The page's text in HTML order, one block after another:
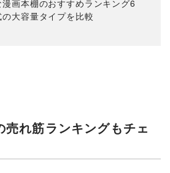
画本棚のおすすめランキング6
大容量タイプを比較
売れ筋ランキングもチェ